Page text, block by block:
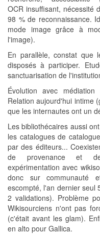
OCR insuffisant, nécessité
98 % de reconnaissance.
mode image grâce à
l'image).
En parallèle, constat que
disposés à participer.
sanctuarisation de
Évolution avec
Relation aujourd'hui intime
que les internautes ont un
Les bibliothécaires aussi
les catalogues de
par des éditeurs...
de provenance et
expérimentation avec
donc sur communauté
escompté, l'an dernier seul
2 validations). Problème
Wikisourciens n'ont pas
(c'était avant les glam).
en alto pour Gallica.